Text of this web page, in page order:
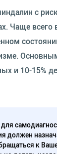
с
Чаще всего
и 10-15%
должен
к